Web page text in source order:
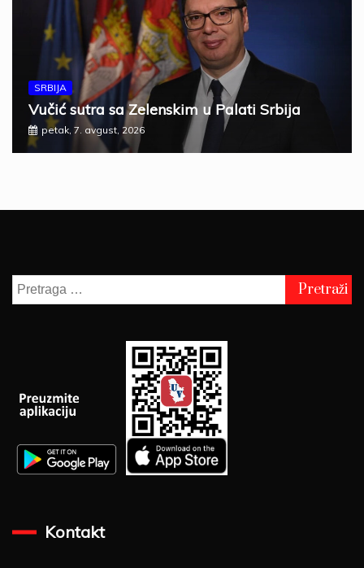
SRBIJA
Vučić sutra sa Zelenskim u Palati Srbija
petak, 7. avgust, 2026
Pretraga
za:
Kontakt